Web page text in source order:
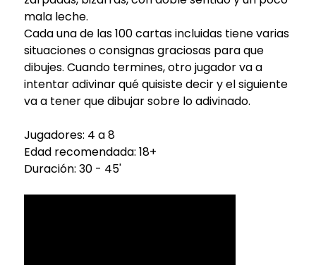
mala leche.
Cada una de las 100 cartas incluidas tiene varias
situaciones o consignas graciosas para que
dibujes. Cuando termines, otro jugador va a
intentar adivinar qué quisiste decir y el siguiente
va a tener que dibujar sobre lo adivinado.
Jugadores: 4 a 8
Edad recomendada: 18+
Duración: 30 - 45'